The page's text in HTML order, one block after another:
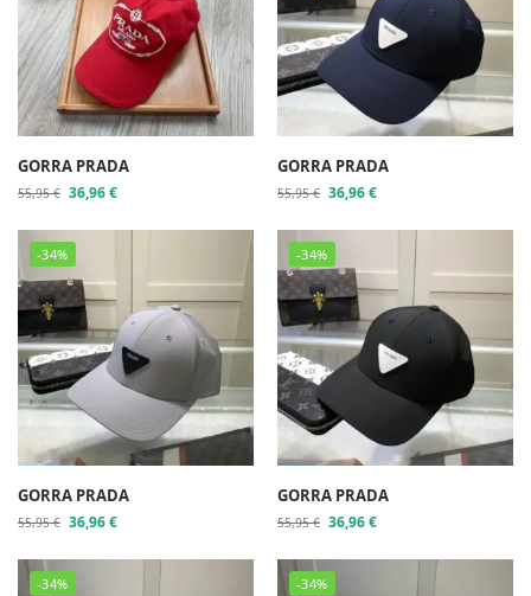
GORRA PRADA
55,95€ 36,96€
GORRA PRADA
55,95€ 36,96€
-34%
GORRA PRADA
55,95€ 36,96€
-34%
GORRA PRADA
55,95€ 36,96€
-34% -34%